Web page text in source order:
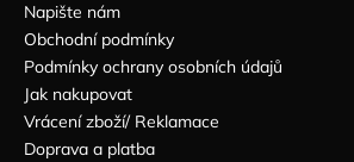
Napište nám
Obchodní podmínky
Podmínky ochrany osobních údajů
Jak nakupovat
Vrácení zboží/ Reklamace
Doprava a platba